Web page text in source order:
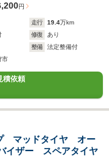
円
走行 19.4万km
修復
あり
整備
法定整備付
市
積依頼
マッドタイヤ オー
ザー スペアタイヤ